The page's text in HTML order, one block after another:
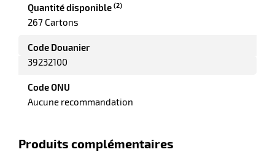
Quantité disponible (2)
267 Cartons
Code Douanier
39232100
Code ONU
Aucune recommandation
Produits complémentaires